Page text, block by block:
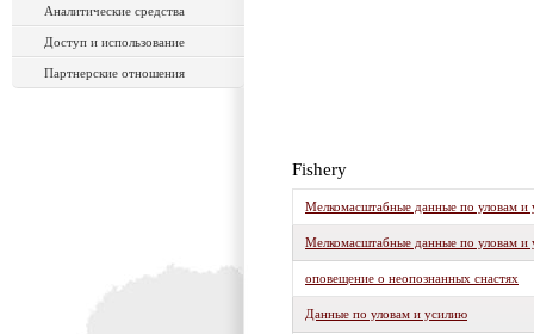
Аналитические средства
Доступ и использование
Партнерские отношения
Fishery
Мелкомасштабные данные по уловам
Мелкомасштабные данные по уловам
оповещение о неопознанных снастях
Данные по уловам и усилию